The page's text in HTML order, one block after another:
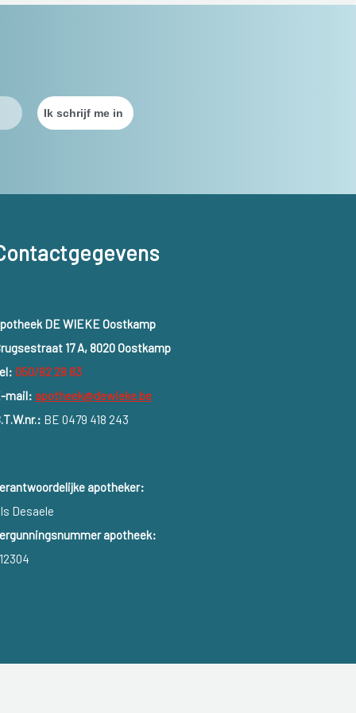
DE WIEKE Oostkamp
17 A, 8020 Oostkamp
050/82 28 83
mail: apotheek@dewieke.be
BE 0479 418 243
apotheker:
Desaele
apotheek: